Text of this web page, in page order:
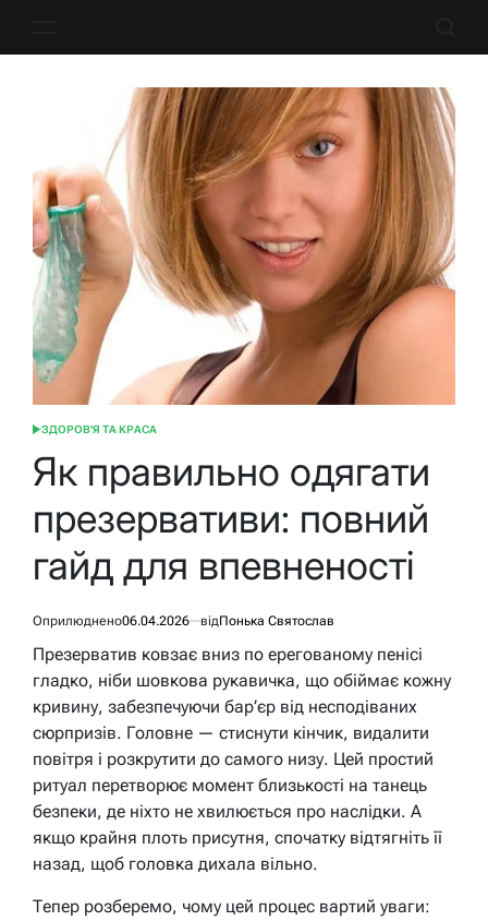
ОПУБЛІКУВАТИ
ЗДОРОВ'Я ТА КРАСА
Як правильно одягати
презервативи: повний
гайд для впевненості
Оприлюднено06.04.2026 відПонька Святослав
Презерватив ковзає вниз по ерегованому пенісі
гладко, ніби шовкова рукавичка, що обіймає кожну
кривину, забезпечуючи бар’єр від несподіваних
сюрпризів. Головне — стиснути кінчик, видалити
повітря і розкрутити до самого низу. Цей простий
ритуал перетворює момент близькості на танець
безпеки, де ніхто не хвилюється про наслідки. А
якщо крайня плоть присутня, спочатку відтягніть її
назад, щоб головка дихала вільно.
Тепер розберемо, чому цей процес вартий уваги: